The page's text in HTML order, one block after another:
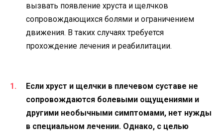
вызвать появление хруста и щелчков
сопровождающихся болями и ограничением
движения. В таких случаях требуется
прохождение лечения и реабилитации.
Если хруст и щелчки в плечевом суставе не
сопровождаются болевыми ощущениями и
другими необычными симптомами, нет нужды
в специальном лечении. Однако, с целью